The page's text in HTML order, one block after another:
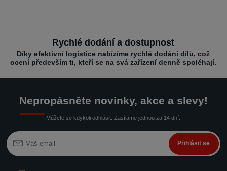
Rychlé dodání a dostupnost
Díky efektivní logistice nabízíme rychlé dodání dílů, což
ocení především ti, kteří se na svá zařízení denně spoléhají.
Nepropásněte novinky, akce a slevy!
Můžete se kdykoli odhlásit. Zasíláme jednou za 14 dní.
Přihlásit se